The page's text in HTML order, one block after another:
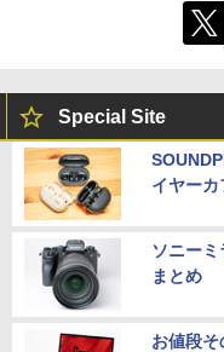
Special Site
イヤー
ソニー
まとめ
お値段